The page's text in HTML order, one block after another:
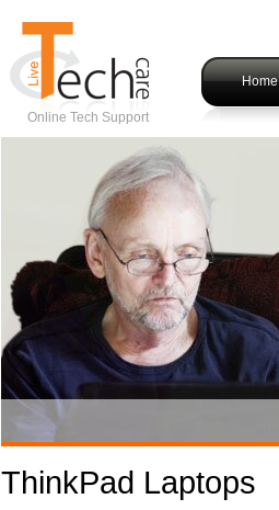
Online Tech Support
Home
ThinkPad Laptops